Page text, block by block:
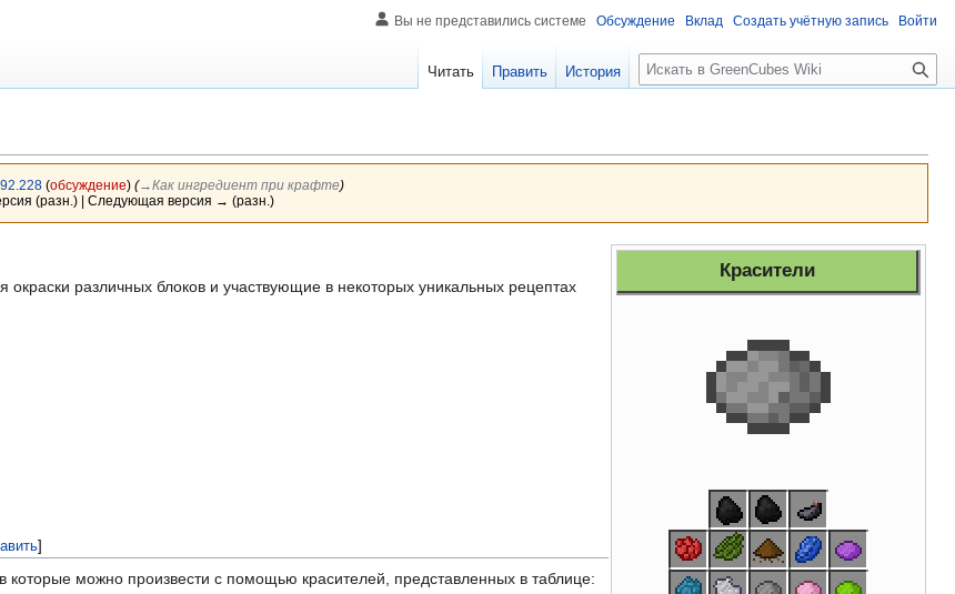
(обсуждение) (→‎Как ингредиент при крафте)
(разн.) | Следующая версия → (разн.)
Красители
различных блоков и участвующие в некоторых уникальных рецептах
]
которые можно произвести с помощью красителей, представленных в таблице:
Вы не представились системе Обсуждение Вклад Создать учётную запись Войти
Читать Править История
Поиск